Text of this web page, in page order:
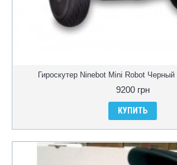
Гироскутер Ninebot Mini Robot
9200 грн
КУПИТЬ